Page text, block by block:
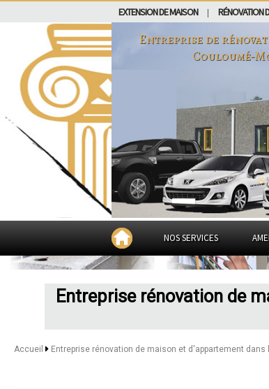
EXTENSION DE MAISON RÉNOVATION
Entreprise de
Couloumé-
NOS SERVICES
Entreprise rénovation de
Accueil Entreprise rénovation de maison et d'appartement dans